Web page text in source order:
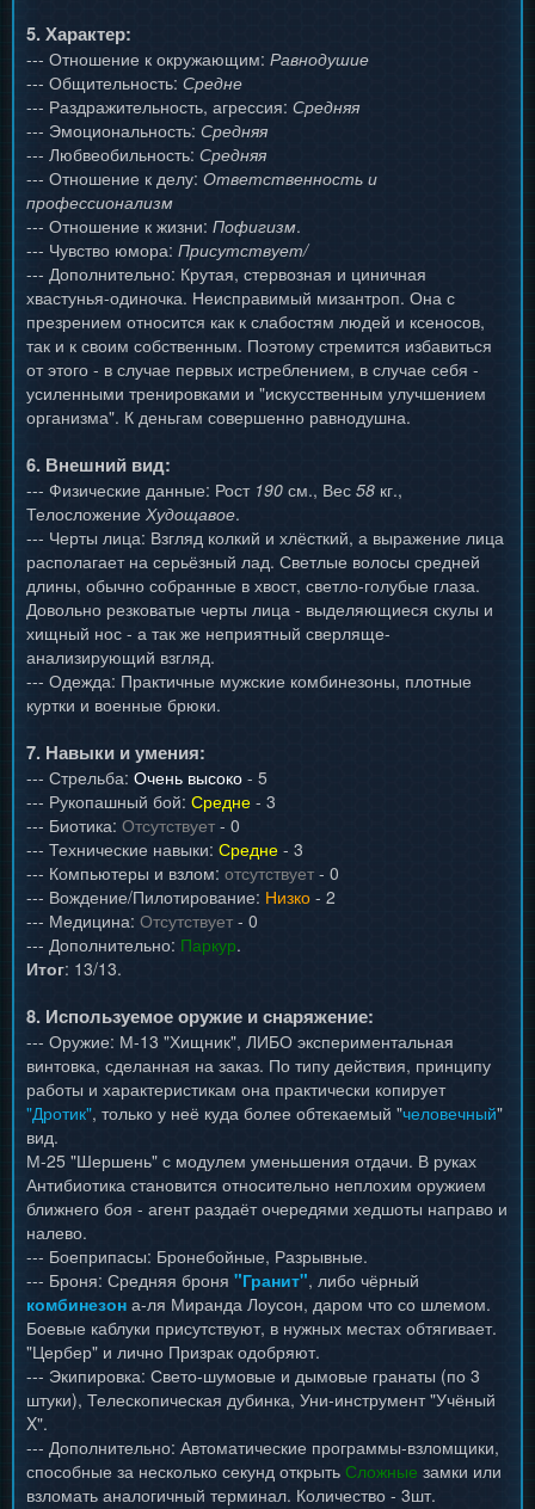
5. Характер:
--- Отношение к окружающим: Равнодушие
--- Общительность: Средне
--- Раздражительность, агрессия: Средняя
--- Эмоциональность: Средняя
--- Любвеобильность: Средняя
--- Отношение к делу: Ответственность и
профессионализм
--- Отношение к жизни: Пофигизм.
--- Чувство юмора: Присутствует/
--- Дополнительно: Крутая, стервозная и циничная
хвастунья-одиночка. Неисправимый мизантроп. Она с
презрением относится как к слабостям людей и ксеносов,
так и к своим собственным. Поэтому стремится избавиться
от этого - в случае первых истреблением, в случае себя -
усиленными тренировками и "искусственным улучшением
организма". К деньгам совершенно равнодушна.
6. Внешний вид:
--- Физические данные: Рост 190 см., Вес 58 кг.,
Телосложение Худощавое.
--- Черты лица: Взгляд колкий и хлёсткий, а выражение лица
располагает на серьёзный лад. Светлые волосы средней
длины, обычно собранные в хвост, светло-голубые глаза.
Довольно резковатые черты лица - выделяющиеся скулы и
хищный нос - а так же неприятный сверляще-
анализирующий взгляд.
--- Одежда: Практичные мужские комбинезоны, плотные
куртки и военные брюки.
7. Навыки и умения:
--- Стрельба: Очень высоко - 5
--- Рукопашный бой: Средне - 3
--- Биотика: Отсутствует - 0
--- Технические навыки: Средне - 3
--- Компьютеры и взлом: отсутствует - 0
--- Вождение/Пилотирование: Низко - 2
--- Медицина: Отсутствует - 0
--- Дополнительно: Паркур.
Итог: 13/13.
8. Используемое оружие и снаряжение:
--- Оружие: М-13 "Хищник", ЛИБО экспериментальная
винтовка, сделанная на заказ. По типу действия, принципу
работы и характеристикам она практически копирует
"Дротик", только у неё куда более обтекаемый "человечный"
вид.
М-25 "Шершень" с модулем уменьшения отдачи. В руках
Антибиотика становится относительно неплохим оружием
ближнего боя - агент раздаёт очередями хедшоты направо и
налево.
--- Боеприпасы: Бронебойные, Разрывные.
--- Броня: Средняя броня "Гранит", либо чёрный
комбинезон а-ля Миранда Лоусон, даром что со шлемом.
Боевые каблуки присутствуют, в нужных местах обтягивает.
"Цербер" и лично Призрак одобряют.
--- Экипировка: Свето-шумовые и дымовые гранаты (по 3
штуки), Телескопическая дубинка, Уни-инструмент "Учёный
X".
--- Дополнительно: Автоматические программы-взломщики,
способные за несколько секунд открыть Сложные замки или
взломать аналогичный терминал. Количество - 3шт.